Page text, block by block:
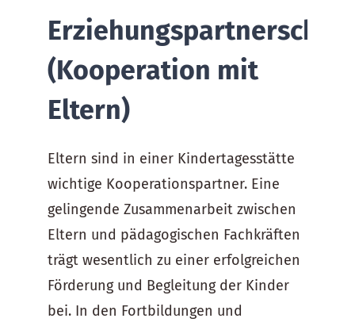
Erziehungspartnerschaft
(Kooperation mit
Eltern)
Eltern sind in einer Kindertagesstätte
wichtige Kooperationspartner. Eine
gelingende Zusammenarbeit zwischen
Eltern und pädagogischen Fachkräften
trägt wesentlich zu einer erfolgreichen
Förderung und Begleitung der Kinder
bei. In den Fortbildungen und